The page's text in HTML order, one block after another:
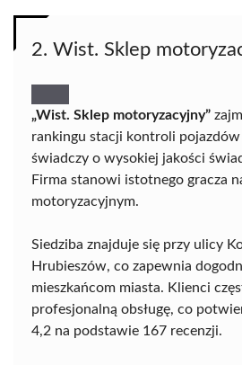
2. Wist. Sklep
„Wist. Sklep motoryzacyjny”
rankingu stacji kontroli
świadczy o wysokiej jakości
Firma stanowi istotnego gracza
motoryzacyjnym.
Siedziba znajduje się przy ulicy
Hrubieszów, co zapewnia
mieszkańcom miasta. Klienci
profesjonalną obsługę, co
4,2 na podstawie 167 recenzji.